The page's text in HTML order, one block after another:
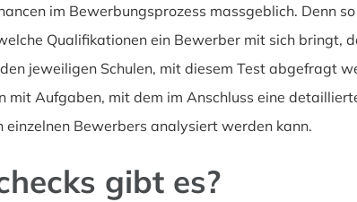
im Bewerbungsprozess massgeblich. Denn
Qualifikationen ein Bewerber mit sich bringt,
jeweiligen Schulen, mit diesem Test abgefragt
mit Aufgaben, mit dem im Anschluss eine
einzelnen Bewerbers analysiert werden kann.
gibt es?